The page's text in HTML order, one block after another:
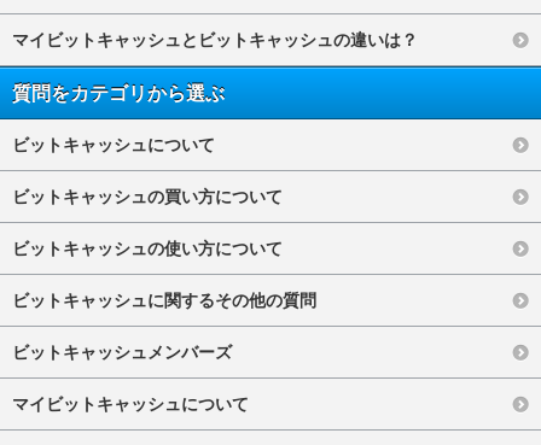
マイビットキャッシュとビットキャッシュの違いは？
質問をカテゴリから選ぶ
ビットキャッシュについて
ビットキャッシュの買い方について
ビットキャッシュの使い方について
ビットキャッシュに関するその他の質問
ビットキャッシュメンバーズ
マイビットキャッシュについて